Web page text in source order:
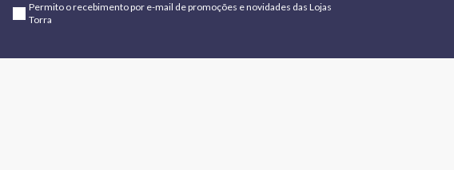
Permito o recebimento por e-mail de promoções e novidades das Lojas
Torra